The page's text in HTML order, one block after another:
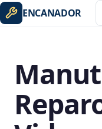
ENCANADOR